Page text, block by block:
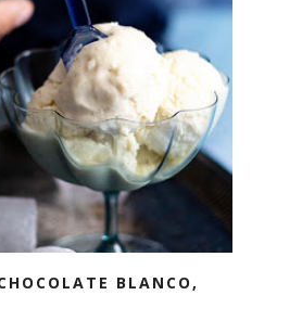
BLANCO,